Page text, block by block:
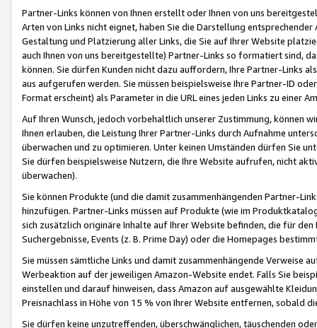
Partner-Links können von Ihnen erstellt oder Ihnen von uns
Arten von Links nicht eignet, haben Sie die Darstellung
Gestaltung und Platzierung aller Links, die Sie auf Ihrer Website
auch Ihnen von uns bereitgestellte) Partner-Links so formatiert sind,
können. Sie dürfen Kunden nicht dazu auffordern, Ihre Partner-Links
aus aufgerufen werden. Sie müssen beispielsweise Ihre Partner-ID
Format erscheint) als Parameter in die URL eines jeden Links zu einer
Auf Ihren Wunsch, jedoch vorbehaltlich unserer Zustimmung, können
Ihnen erlauben, die Leistung Ihrer Partner-Links durch Aufnahme
überwachen und zu optimieren. Unter keinen Umständen dürfen Sie
Sie dürfen beispielsweise Nutzern, die Ihre Website aufrufen, nicht
überwachen).
Sie können Produkte (und die damit zusammenhängenden Partner-
hinzufügen. Partner-Links müssen auf Produkte (wie im
sich zusätzlich originäre Inhalte auf Ihrer Website befinden, die für
Suchergebnisse, Events (z. B. Prime Day) oder die Homepages
Sie müssen sämtliche Links und damit zusammenhängende
Werbeaktion auf der jeweiligen Amazon-Website endet. Falls Sie
einstellen und darauf hinweisen, dass Amazon auf ausgewählte
Preisnachlass in Höhe von 15 % von Ihrer Website entfernen, sobald
Sie dürfen keine unzutreffenden, überschwänglichen, täuschenden